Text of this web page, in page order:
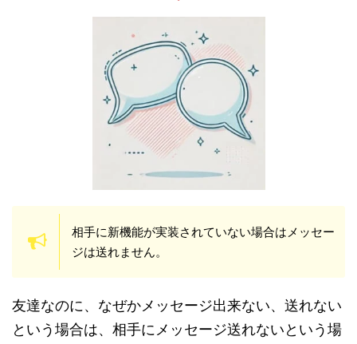
相手に新機能が実装されていない場合はメッセー
ジは送れません。
友達なのに、なぜかメッセージ出来ない、送れない
という場合は、相手にメッセージ送れないという場